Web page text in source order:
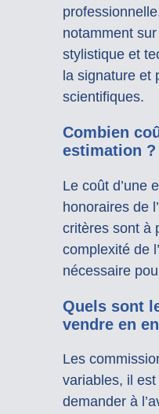
notamment
stylistique et
la signature et
scientifiques.
Combien
estimation ?
Le coût d’une
honoraires de
critères sont à
complexité de
nécessaire
Quels sont
vendre en
Les
variables, il
demander à